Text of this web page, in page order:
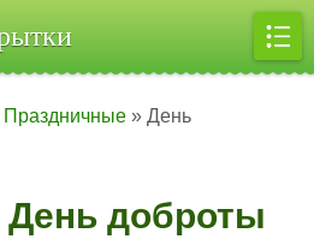
Праздничные » День
День доброты